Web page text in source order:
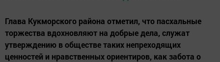
Глава Кукморского района отметил, что пасхальные
торжества вдохновляют на добрые дела, служат
утверждению в обществе таких непреходящих
ценностей и нравственных ориентиров, как забота о